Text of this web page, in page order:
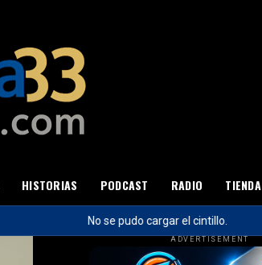
HISTORIAS PODCAST RADIO TIENDA
No se pudo cargar el cintillo.
ADVERTISEMENT